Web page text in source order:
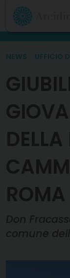
Skip
content
NEWS UFFICIO
ROMA
Don
comune